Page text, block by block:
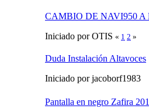
CAMBIO DE NAVI950
Iniciado por OTIS « 1 2 »
Duda Instalación Altavoces
Iniciado por jacoborf1983
Pantalla en negro Zafira